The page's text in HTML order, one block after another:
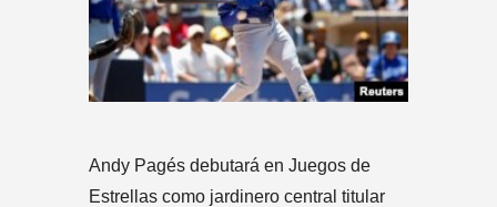
Andy Pagés debutará en Juegos de
Estrellas como jardinero central titular